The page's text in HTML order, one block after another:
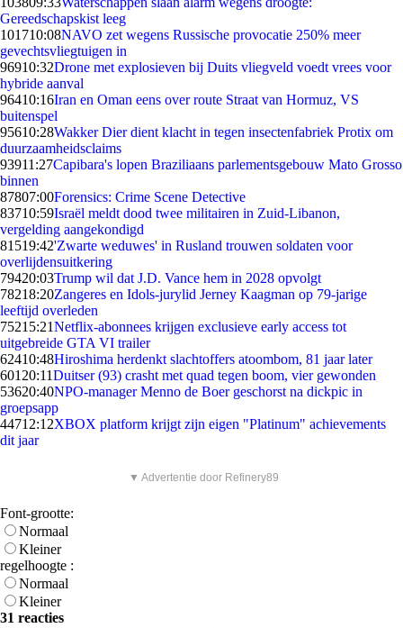
Gereedschapskist leeg
101710:08NAVO zet wegens Russische provocatie 250% meer
gevechtsvliegtuigen in
96910:32Drone met explosieven bij Duits vliegveld voedt vrees voor
hybride aanval
96410:16Iran en Oman eens over route Straat van Hormuz, VS
buitenspel
95610:28Wakker Dier dient klacht in tegen insectenfabriek Protix om
duurzaamheidsclaims
93911:27Capibara's lopen Braziliaans parlementsgebouw Mato Grosso
binnen
87807:00Forensics: Crime Scene Detective
83710:59Israël meldt dood twee militairen in Zuid-Libanon,
vergelding aangekondigd
81519:42'Zwarte weduwes' in Rusland trouwen soldaten voor
overlijdensuitkering
79420:03Trump wil dat J.D. Vance hem in 2028 opvolgt
78218:20Zangeres en Idols-jurylid Jerney Kaagman op 79-jarige
leeftijd overleden
75215:21Netflix-abonnees krijgen exclusieve early access tot
uitgebreide GTA VI trailer
62410:48Hiroshima herdenkt slachtoffers atoombom, 81 jaar later
601 20:11Duitser (93) crasht met quad tegen boom, vier gewonden
53620:40NPO-manager Menno de Boer geschorst na dickpic in
groepsapp
44712:12XBOX platform krijgt zijn eigen "Platinum" achievements
dit jaar
▼ Advertentie door Refinery89
Font-grootte:
Normaal
Kleiner
regelhoogte :
Normaal
Kleiner
31 reacties